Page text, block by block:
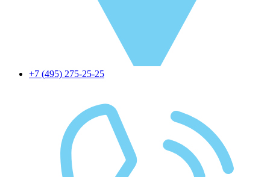
+7 (495) 275-25-25